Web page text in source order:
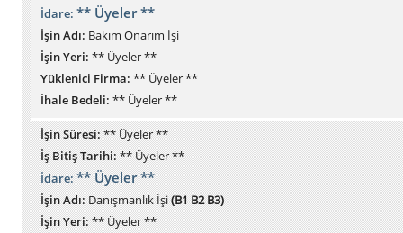
İdare: ** Üyeler **
İşin Adı: Bakım Onarım İşi
İşin Yeri: ** Üyeler **
Yüklenici Firma: ** Üyeler **
İhale Bedeli: ** Üyeler **
İşin Süresi:** Üyeler **
İş Bitiş Tarihi:** Üyeler **
İdare:** Üyeler **
İşin Adı:Danışmanlık İşi(B1 B2 B3)
İşin Yeri:** Üyeler **